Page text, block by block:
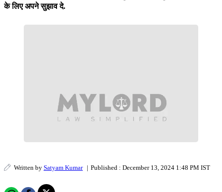
के लिए अपने सुझाव दे.
Written by Satyam Kumar | Published : December 13, 2024 1:48 PM IST